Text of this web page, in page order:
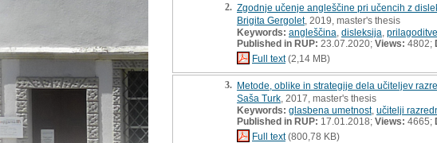
2. Zgodnje učenje angleščine pri učencih z
Brigita Gergolet, 2019, master's thesis
Keywords: angleščina disleksija prilagoditve
Published in RUP: 23.07.2020; Views: 4802;
Full text(2,14 MB)
3. Metode, oblike in strategije dela učiteljev
Saša Turk , 2017, master's thesis
Keywords: glasbena umetnost, učitelji
Published in RUP: 17.01.2018; Views: 4665;
Full text(800,78 KB)